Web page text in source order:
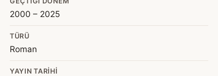
2000 – 2025
TÜRÜ
Roman
YAYIN TARIHI